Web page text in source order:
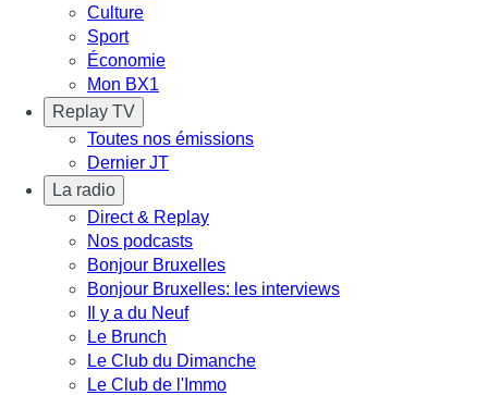
Culture
Sport
Économie
Mon BX1
Replay TV
Toutes nos émissions
Dernier JT
La radio
Direct & Replay
Nos podcasts
Bonjour Bruxelles
Bonjour Bruxelles: les interviews
Il y a du Neuf
Le Brunch
Le Club du Dimanche
Le Club de l'Immo